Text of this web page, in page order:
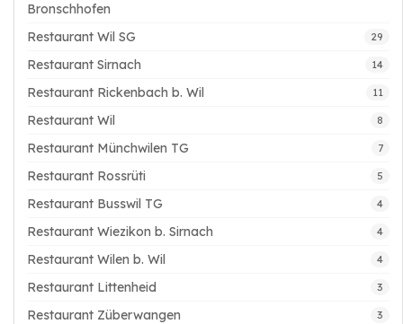
Bronschhofen
Restaurant Wil SG
29
Restaurant Sirnach 14
Restaurant Rickenbach b. Wil 11
Restaurant Wil 8
Restaurant Münchwilen TG 7
Restaurant Rossrüti 5
Restaurant Busswil TG 4
Restaurant Wiezikon b. Sirnach 4
Restaurant Wilen b. Wil 4
Restaurant Littenheid 3
Restaurant Züberwangen 3